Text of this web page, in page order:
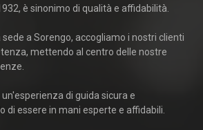
è sinonimo di qualità e affidabilità.
a Sorengo, accogliamo i nostri clienti
mettendo al centro delle nostre
di guida sicura e
di essere in mani esperte e affidabili.